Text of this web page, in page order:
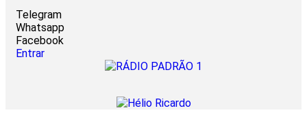
Telegram
Whatsapp
Facebook
Entrar